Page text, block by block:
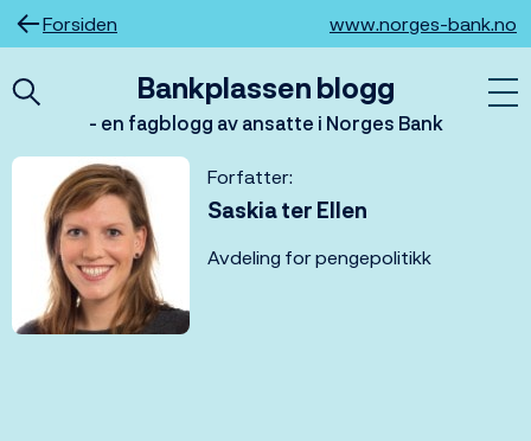
Hopp
til
Forsiden www.norges-bank.no
Bankplassen blogg
- en fagblogg av ansatte i Norges Bank
Forfatter:
Saskia ter Ellen
Avdeling for pengepolitikk